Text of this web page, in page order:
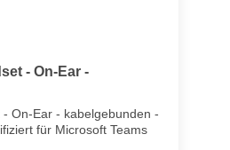
- On-Ear -
On-Ear - kabelgebunden -
für Microsoft Teams